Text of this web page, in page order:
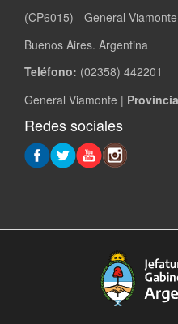
(CP6015) - General Viamonte
Buenos Aires. Argentina
Teléfono: (02358) 442201
General Viamonte |
Redes sociales